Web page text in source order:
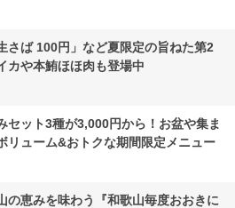
さば 100円」など夏限定の旨ねた第2
カや本鮪ほほ肉も登場中
セット3種が3,000円から！お盆や集ま
リューム&おトクな期間限定メニュー
の恵みを味わう『和歌山毎度おおきに